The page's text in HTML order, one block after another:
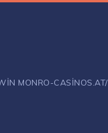
MONRO-CASINOS.AT/